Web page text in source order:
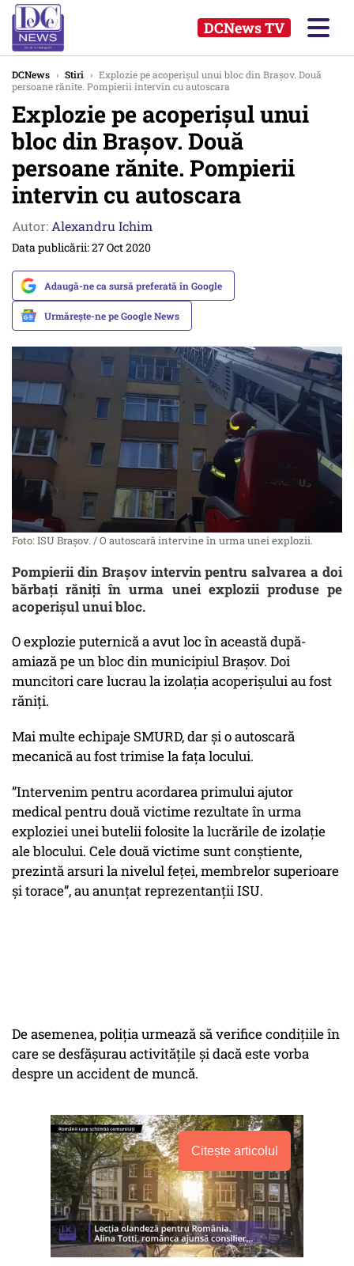
DCNews TV
DCNews › Stiri › Explozie pe acoperișul unui bloc din Brașov. Două
persoane rănite. Pompierii intervin cu autoscara
Explozie pe acoperișul unui
bloc din Brașov. Două
persoane rănite. Pompierii
intervin cu autoscara
Autor: Alexandru Ichim
Data publicării: 27 Oct 2020
Adaugă-ne ca sursă preferată în Google
Urmărește-ne pe Google News
Foto: ISU Brașov. / O autoscară intervine în urma unei explozii.
Pompierii din Brașov intervin pentru salvarea a doi
bărbați răniți în urma unei explozii produse pe
acoperișul unui bloc.
O explozie puternică a avut loc în această după-
amiază pe un bloc din municipiul Brașov. Doi
muncitori care lucrau la izolația acoperișului au fost
răniți.
Mai multe echipaje SMURD, dar și o autoscară
mecanică au fost trimise la fața locului.
”Intervenim pentru acordarea primului ajutor
medical pentru două victime rezultate în urma
exploziei unei butelii folosite la lucrările de izolație
ale blocului. Cele două victime sunt conștiente,
prezintă arsuri la nivelul feței, membrelor superioare
și torace”, au anunțat reprezentanții ISU.
De asemenea, poliția urmează să verifice condițiile în
care se desfășurau activitățile și dacă este vorba
despre un accident de muncă.
Citește articolul